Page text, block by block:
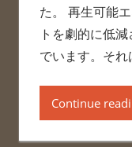
た。 再生可能
トを劇的に低
でいます。そ
Continue